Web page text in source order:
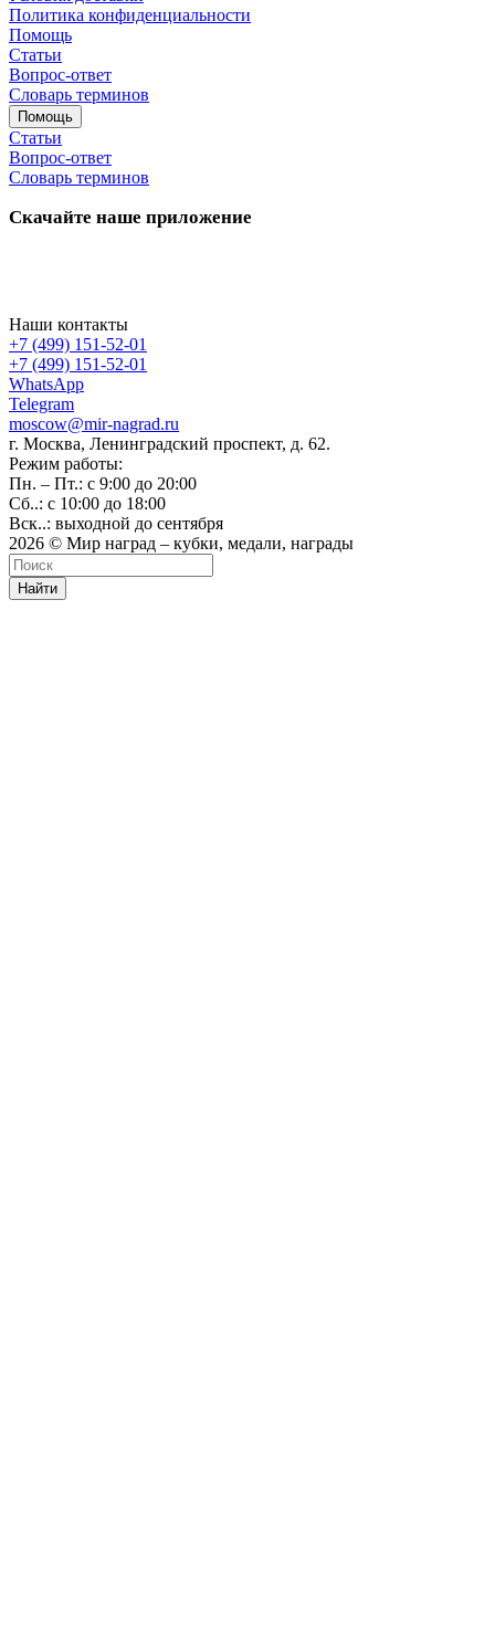
Политика конфиденциальности
Помощь
Статьи
Вопрос-ответ
Словарь терминов
Помощь
Статьи
Вопрос-ответ
Словарь терминов
Скачайте наше приложение
Наши контакты
+7 (499) 151-52-01
+7 (499) 151-52-01
WhatsApp
Telegram
moscow@mir-nagrad.ru
г. Москва, Ленинградский проспект, д. 62.
Режим работы:
Пн. – Пт.: с 9:00 до 20:00
Сб..: с 10:00 до 18:00
Вск..: выходной до сентября
2026 © Мир наград – кубки, медали, награды
Найти